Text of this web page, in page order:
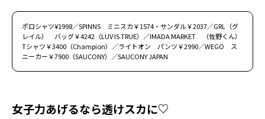
ポロシャツ¥1998／SPINNS ミニスカ￥1574・サンダル￥2037／GRL（グ
レイル） バッグ￥4242（LUV IS TRUE）／IMADA MARKET （佐野くん）
Tシャツ￥3400（Champion）／ライトオン パンツ￥2990／WEGO ス
ニーカー￥7900（SAUCONY）／SAUCONY JAPAN
女子力あげるなら透けスカに♡